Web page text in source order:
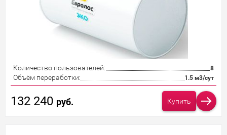
Количество пользователей: 8
Объём переработки: 1.5 м3/сут
132 240 руб. Купить